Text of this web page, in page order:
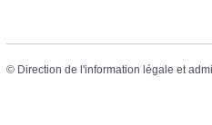
© Direction de l'information légale et